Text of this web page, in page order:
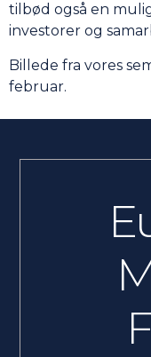
tilbød også en
investorer og
Billede fra vores
februar.